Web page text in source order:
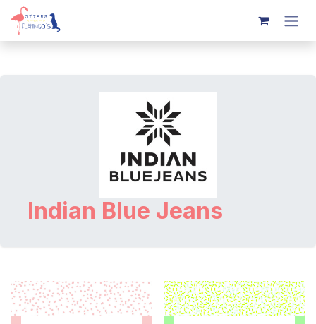
Overslaan naar inhoud
Indian Blue Jeans